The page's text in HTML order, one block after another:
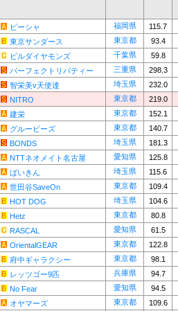
ピーシャ 福岡県
115.7
東京サンダース 東京都
93.4
ビルダイヤモンズ 千葉県
59.8
パーフェクトリバティー 三重県
298.3
智栄美v天使達 埼玉県
232.0
NITRO 東京都
219.0
建栄 東京都
152.1
グルービーズ 東京都
140.7
BONDS 埼玉県
181.3
NTTネオメイト名古屋 愛知県
125.8
ばいきん 埼玉県
115.6
世田谷SaveOn 東京都
109.4
HOT DOG 埼玉県
104.6
Hetz 東京都
80.8
RASCAL 愛知県
61.5
OrientalGEAR 東京都
122.8
府中ギャラクシー 東京都
98.1
レッツゴー9匹 兵庫県
94.7
No Fear 愛知県
94.5
オヤマーズ 東京都
109.6